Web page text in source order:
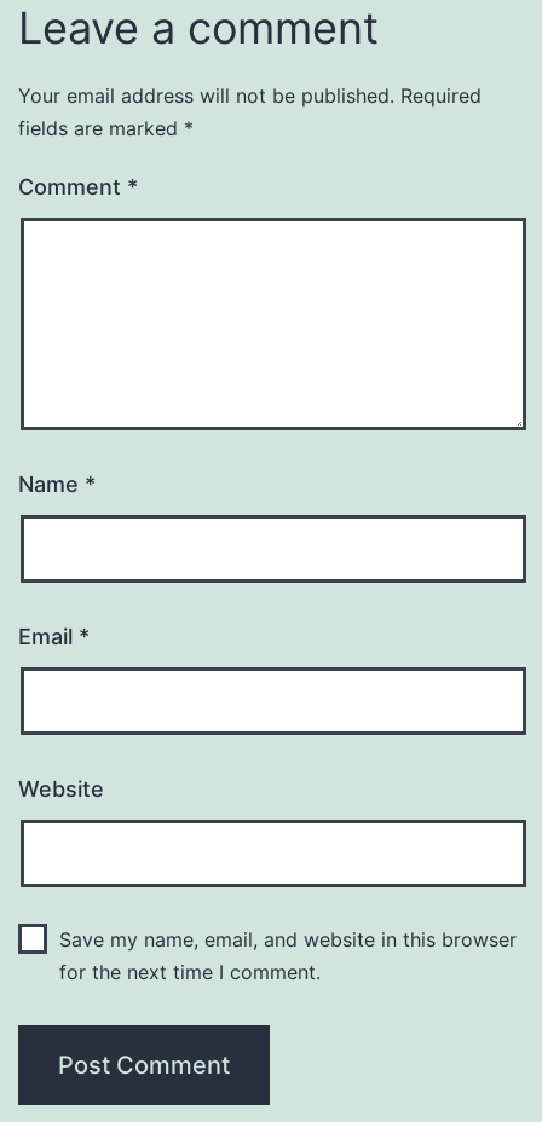
Leave a comment
Your email address will not be published. Required
fields are marked *
Comment *
Name *
Email *
Website
Save my name, email, and website in this browser
for the next time I comment.